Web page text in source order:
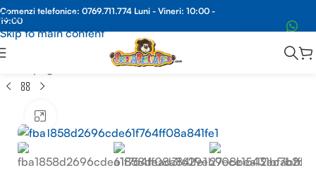
Skip to navigation
Skip to main content
Comenzi telefonice: 0769.711.774 Luni - Vineri: 10:00 -
19:00
Whatsapp
MACHETE METAL/MACHETE REPLICA